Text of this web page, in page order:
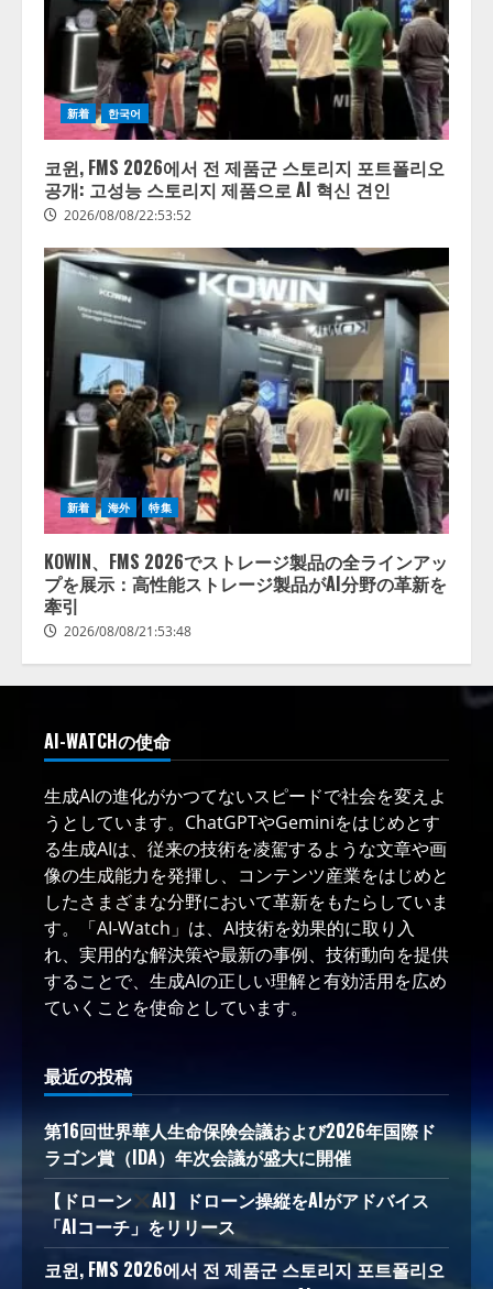
新着 한국어
코윈, FMS 2026에서 전 제품군 스토리지 포트폴리오
공개: 고성능 스토리지 제품으로 AI 혁신 견인
2026/08/08/22:53:52
新着 海外 特集
KOWIN、FMS 2026でストレージ製品の全ラインアッ
プを展示：高性能ストレージ製品がAI分野の革新を
牽引
2026/08/08/21:53:48
AI-WATCHの使命
生成AIの進化がかつてないスピードで社会を変えよ
うとしています。ChatGPTやGeminiをはじめとす
る生成AIは、従来の技術を凌駕するような文章や画
像の生成能力を発揮し、コンテンツ産業をはじめと
したさまざまな分野において革新をもたらしていま
す。「AI-Watch」は、AI技術を効果的に取り入
れ、実用的な解決策や最新の事例、技術動向を提供
することで、生成AIの正しい理解と有効活用を広め
ていくことを使命としています。
最近の投稿
第16回世界華人生命保険会議および2026年国際ド
ラゴン賞（IDA）年次会議が盛大に開催
【ドローン
AI】ドローン操縦をAIがアドバイス
「AIコーチ」をリリース
코윈, FMS 2026에서 전 제품군 스토리지 포트폴리오